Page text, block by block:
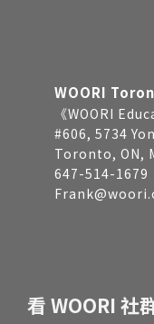
WOORI
《WOORI
#606, 5734
Toronto, ON,
647-514-1679
看 WOORI 社